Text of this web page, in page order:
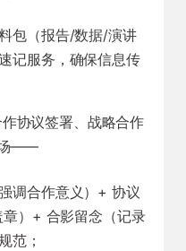
包（报告/数据/演讲
记服务，确保信息传
协议签署、战略合作
场——
调合作意义）+ 协议
）+ 合影留念（记录
范；